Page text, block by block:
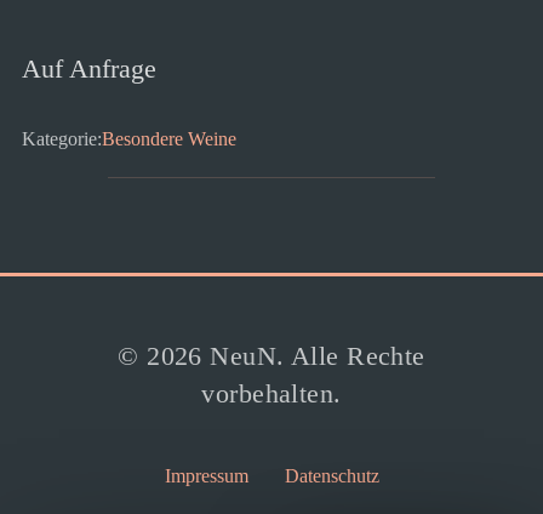
Auf Anfrage
Kategorie:Besondere Weine
© 2026 NeuN. Alle Rechte
vorbehalten.
Impressum Datenschutz